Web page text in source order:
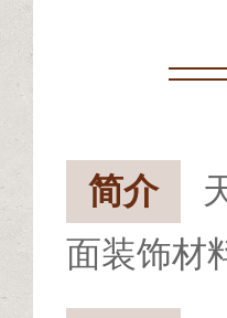
简介
面装饰材